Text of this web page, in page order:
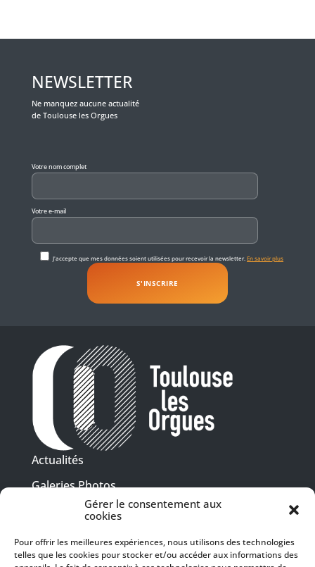
Gérer le consentement aux
cookies
Pour offrir les meilleures expériences, nous utilisons des technologies
telles que les cookies pour stocker et/ou accéder aux informations des
NEWSLETTER
Ne manquez aucune actualité
de Toulouse les Orgues
Votre nom complet
Votre e-mail
J'accepte que mes données soient utilisées pour recevoir la newsletter.En savoir plus
Actualités
Galeries Photos
Vidéothèque
Presse
Billetterie